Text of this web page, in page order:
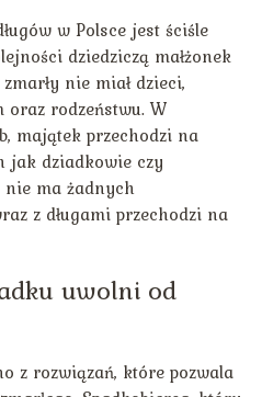
w Polsce jest ściśle
dziedziczą małżonek
nie miał dzieci,
oraz rodzeństwu. W
majątek przechodzi na
jak dziadkowie czy
ma żadnych
z długami przechodzi na
uwolni od
z rozwiązań, które pozwala